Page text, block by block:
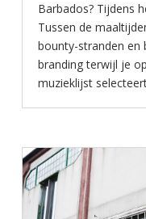
Barbados? Tijdens
Tussen de
bounty-stranden en
branding terwijl je
muzieklijst